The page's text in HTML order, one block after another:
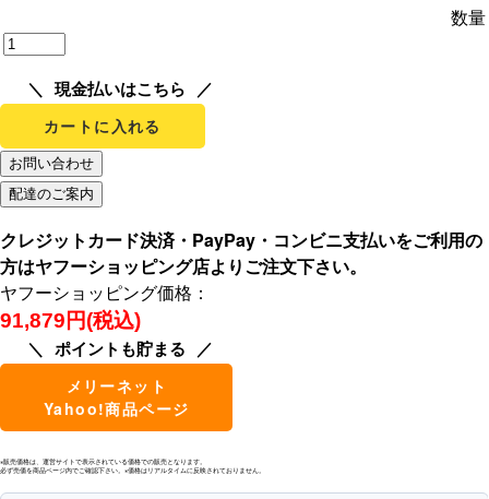
数量
現金払いはこちら
カートに入れる
クレジットカード決済・PayPay・コンビニ支払いをご利用の
方はヤフーショッピング店よりご注文下さい。
ヤフーショッピング価格：
91,879円(税込)
ポイントも貯まる
メリーネット
Yahoo!商品ページ
※販売価格は、運営サイトで表示されている価格での販売となります。
必ず売価を商品ページ内でご確認下さい。※価格はリアルタイムに反映されておりません。